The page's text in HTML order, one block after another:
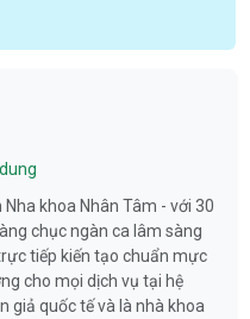
khoa Nhân Tâm - với 30
chục ngàn ca lâm sàng
tiếp kiến tạo chuẩn mực
cho mọi dịch vụ tại hệ
giả quốc tế và là nhà khoa